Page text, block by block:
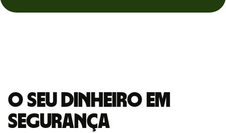
O seu dinheiro em
segurança